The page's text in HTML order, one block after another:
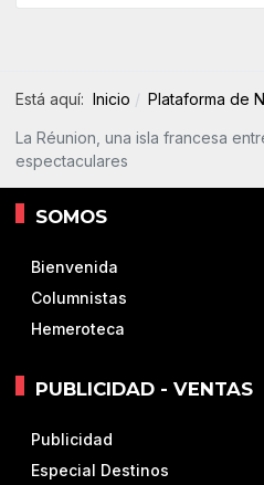
Está aquí: Inicio Plataforma de
La Réunion, una isla francesa
espectaculares
SOMOS
Bienvenida
Columnistas
Hemeroteca
PUBLICIDAD - VENTAS
Publicidad
Especial Destinos